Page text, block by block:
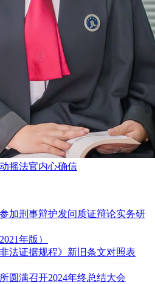
摇法官内心确信
加刑事辩护发问质证辩论实务研
年版）
法证据规程》新旧条文对照表
圆满召开2024年终总结大会